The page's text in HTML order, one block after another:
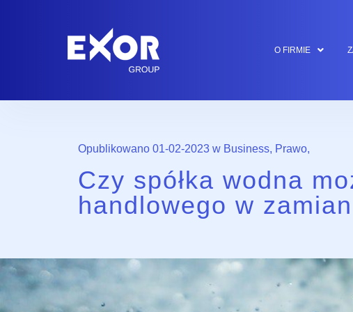
O FIRMIE
Opublikowano 01-02-2023 w Business, Prawo,
Czy spółka wodna
handlowego w